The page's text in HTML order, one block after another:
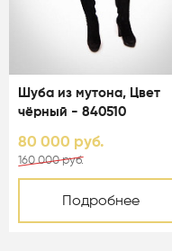
Шуба из мутона, Цвет
чёрный - 840510
80 000 руб.
160 000 руб.
Подробнее